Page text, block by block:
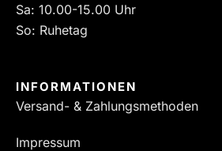
Sa: 10.00-15.00 Uhr
So: Ruhetag
INFORMATIONEN
Versand- & Zahlungsmethoden
Impressum